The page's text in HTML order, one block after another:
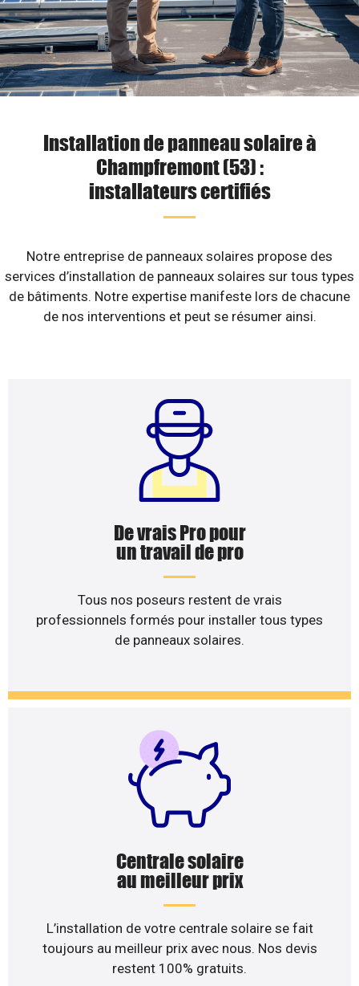
Installation de panneau solaire à
Champfremont (53) :
installateurs certifiés
Notre entreprise de panneaux solaires propose des
services d’installation de panneaux solaires sur tous types
de bâtiments. Notre expertise manifeste lors de chacune
de nos interventions et peut se résumer ainsi.
De vrais Pro pour
un travail de pro
Tous nos poseurs restent de vrais
professionnels formés pour installer tous types
de panneaux solaires.
Centrale solaire
au meilleur prix
L’installation de votre centrale solaire se fait
toujours au meilleur prix avec nous. Nos devis
restent 100% gratuits.